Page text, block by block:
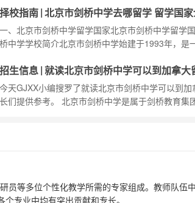
通过英国剑桥大学教育质量保证的北京私立学校——
被北京教委评为北京最好的民办学校。 北京市剑桥
地面积500亩，是一所中国古代园林式
择校指南|北京市剑桥中学去哪留学 留学国
一、北京市剑桥中学留学国家北京市剑桥中学留学
桥中学学校简介北京市剑桥中学始建于1993年，是
国剑桥大学教育质量保证的北京私立学校——拥有
教委评为北京最好的民办学校。 北京市剑桥中学地
500亩，是一所中国古代园林式的北京
招生信息|就读北京市剑桥中学可以到加拿大
今天GJXX小编搜罗了就读北京市剑桥中学可以到
长们提供参考。 北京市剑桥中学是属于剑桥教育集
桥中学设置了加拿大留学项目，适合一些有高考成
等多位个性化教学所需的专家组成。教师队伍
专业中均有突出贡献和专长。